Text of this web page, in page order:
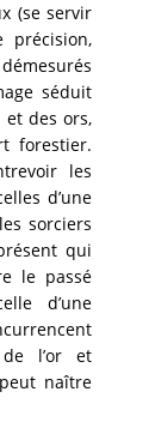
(se servir
précision,
séduit
des ors,
forestier.
les
d’une
sorciers
qui
le passé
d’une
de l’or et
naître